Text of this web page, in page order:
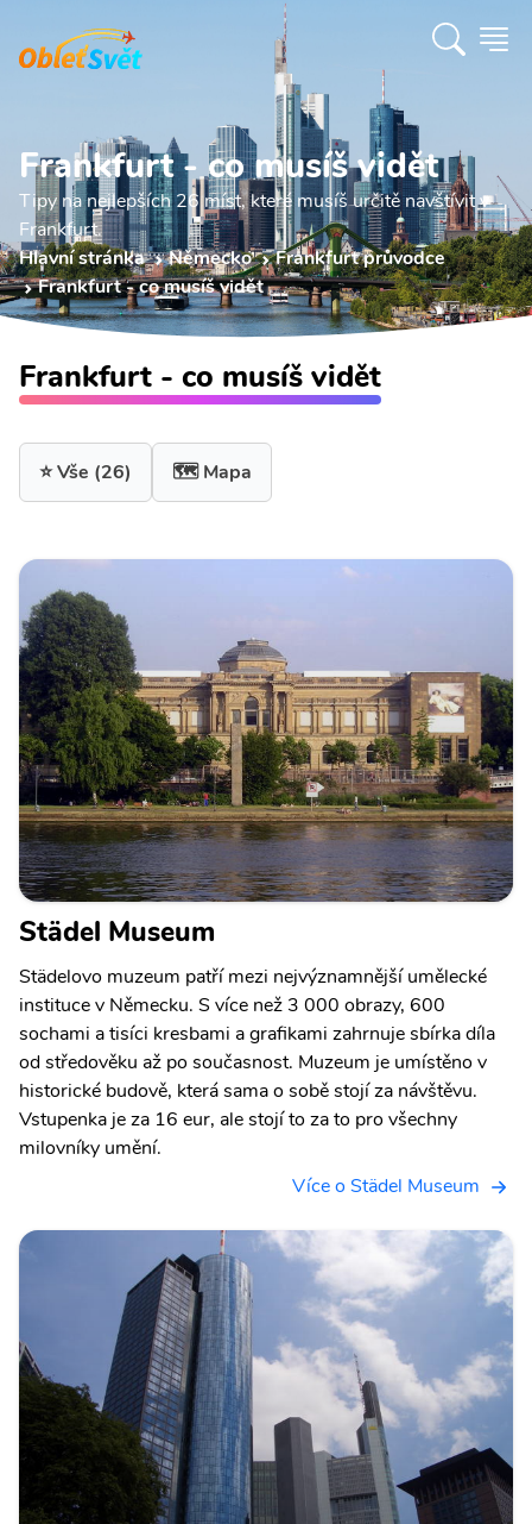
Frankfurt - co musíš vidět
Tipy na nejlepších 26 míst, které musíš určitě navštívit v
Frankfurt.
Hlavní stránka
Německo
Frankfurt průvodce
Frankfurt - co musíš vidět
Frankfurt - co musíš vidět
⭐ Vše (26) 🗺️ Mapa
Städel Museum
Städelovo muzeum patří mezi nejvýznamnější umělecké
instituce v Německu. S více než 3 000 obrazy, 600
sochami a tisíci kresbami a grafikami zahrnuje sbírka díla
od středověku až po současnost. Muzeum je umístěno v
historické budově, která sama o sobě stojí za návštěvu.
Vstupenka je za 16 eur, ale stojí to za to pro všechny
milovníky umění.
Více o Städel Museum